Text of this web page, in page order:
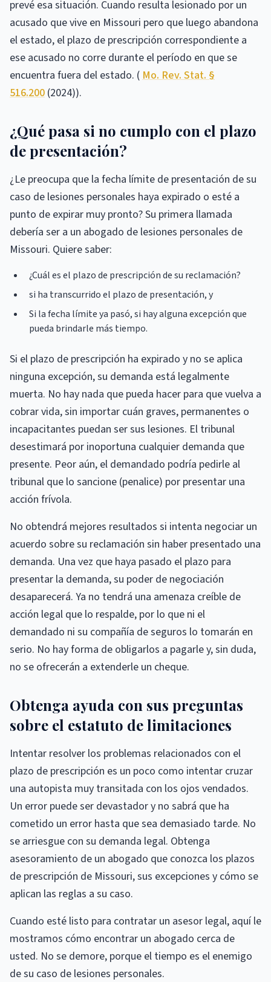
prevé esa situación. Cuando resulta lesionado por un
acusado que vive en Missouri pero que luego abandona
el estado, el plazo de prescripción correspondiente a
ese acusado no corre durante el período en que se
encuentra fuera del estado. (Mo. Rev. Stat. §
516.200 (2024)).
¿Qué pasa si no cumplo con el plazo
de presentación?
¿Le preocupa que la fecha límite de presentación de su
caso de lesiones personales haya expirado o esté a
punto de expirar muy pronto? Su primera llamada
debería ser a un abogado de lesiones personales de
Missouri. Quiere saber:
¿Cuál es el plazo de prescripción de su reclamación?
si ha transcurrido el plazo de presentación, y
Si la fecha límite ya pasó, si hay alguna excepción que
pueda brindarle más tiempo.
Si el plazo de prescripción ha expirado y no se aplica
ninguna excepción, su demanda está legalmente
muerta. No hay nada que pueda hacer para que vuelva a
cobrar vida, sin importar cuán graves, permanentes o
incapacitantes puedan ser sus lesiones. El tribunal
desestimará por inoportuna cualquier demanda que
presente. Peor aún, el demandado podría pedirle al
tribunal que lo sancione (penalice) por presentar una
acción frívola.
No obtendrá mejores resultados si intenta negociar un
acuerdo sobre su reclamación sin haber presentado una
demanda. Una vez que haya pasado el plazo para
presentar la demanda, su poder de negociación
desaparecerá. Ya no tendrá una amenaza creíble de
acción legal que lo respalde, por lo que ni el
demandado ni su compañía de seguros lo tomarán en
serio. No hay forma de obligarlos a pagarle y, sin duda,
no se ofrecerán a extenderle un cheque.
Obtenga ayuda con sus preguntas
sobre el estatuto de limitaciones
Intentar resolver los problemas relacionados con el
plazo de prescripción es un poco como intentar cruzar
una autopista muy transitada con los ojos vendados.
Un error puede ser devastador y no sabrá que ha
cometido un error hasta que sea demasiado tarde. No
se arriesgue con su demanda legal. Obtenga
asesoramiento de un abogado que conozca los plazos
de prescripción de Missouri, sus excepciones y cómo se
aplican las reglas a su caso.
Cuando esté listo para contratar un asesor legal, aquí le
mostramos cómo encontrar un abogado cerca de
usted. No se demore, porque el tiempo es el enemigo
de su caso de lesiones personales.